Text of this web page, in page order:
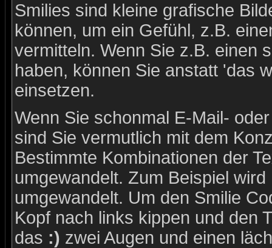
Smilies sind kleine grafische
können, um ein Gefühl, z.B.
vermitteln. Wenn Sie z.B. einen
haben, können Sie anstatt 'das
einsetzen.
Wenn Sie schonmal E-Mail-
sind Sie vermutlich mit dem
Bestimmte Kombinationen der
umgewandelt. Zum Beispiel wird
umgewandelt. Um den Smilie
Kopf nach links kippen und den
das :) zwei Augen und einen